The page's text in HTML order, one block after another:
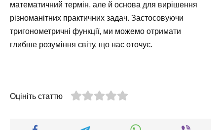
математичний термін, але й основа для вирішення
різноманітних практичних задач. Застосовуючи
тригонометричні функції, ми можемо отримати
глибше розуміння світу, що нас оточує.
Оцініть статтю